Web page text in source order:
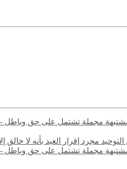
مشتبهة مجملة تشتمل على حق